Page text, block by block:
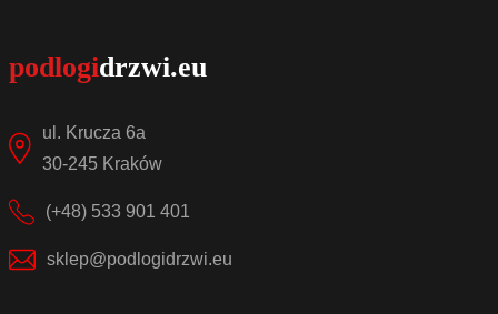
ul. Krucza 6a
30-245 Kraków
(+48) 533 901 401
sklep@podlogidrzwi.eu